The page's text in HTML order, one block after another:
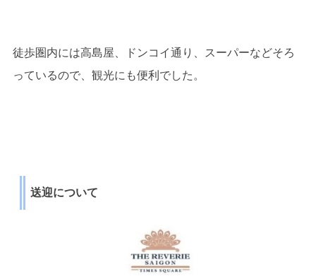
徒歩圏内には高島屋、ドンコイ通り、スーパーなどそろ
っているので、観光にも便利でした。
送迎について